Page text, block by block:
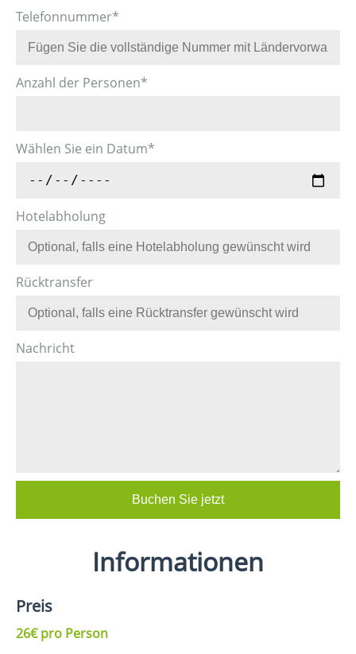
Telefonnummer*
Anzahl der Personen*
Wählen Sie ein Datum*
Hotelabholung
Rücktransfer
Nachricht
Informationen
Preis
26€ pro Person